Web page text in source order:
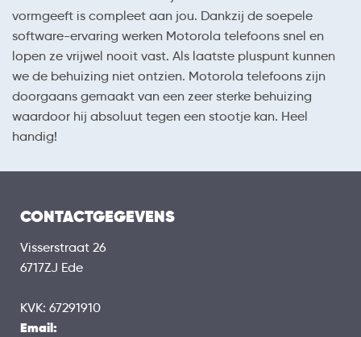
vormgeeft is compleet aan jou. Dankzij de soepele
software-ervaring werken Motorola telefoons snel en
lopen ze vrijwel nooit vast. Als laatste pluspunt kunnen
we de behuizing niet ontzien. Motorola telefoons zijn
doorgaans gemaakt van een zeer sterke behuizing
waardoor hij absoluut tegen een stootje kan. Heel
handig!
CONTACTGEGEVENS
Visserstraat 26
6717ZJ Ede
KVK: 67291910
Email: